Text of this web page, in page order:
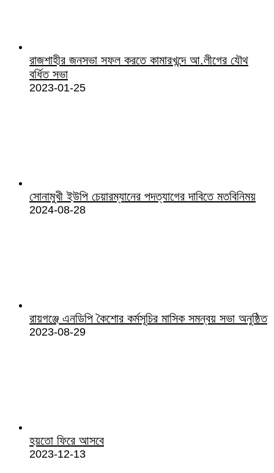
রাজশাহীর জনসভা সফল করতে কামারখন্দে আ.লীগের যৌথ
বর্ধিত সভা
2023-01-25
সোনামুখী ইউপি চেয়ারম্যানের পদত্যাগের দাবিতে মতবিনিময়
2024-08-28
রায়গঞ্জে এনডিপি কৈশোর কর্মসূচির মাসিক সমন্বয় সভা অনুষ্ঠিত
2023-08-29
হয়তো ফিরে আসবে
2023-12-13